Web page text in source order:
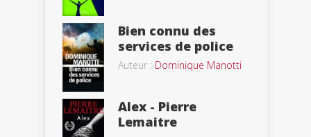
Bien connu des
services de police
Auteur : Dominique Manotti
Alex - Pierre
Lemaitre